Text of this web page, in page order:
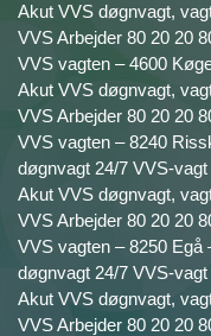
Akut VVS døgnvagt,
VVS Arbejder 80 20 20
VVS vagten – 4600
Akut VVS døgnvagt,
VVS Arbejder 80 20 20
VVS vagten – 8240
døgnvagt 24/7 VVS-vagt
Akut VVS døgnvagt,
VVS Arbejder 80 20 20
VVS vagten – 8250
døgnvagt 24/7 VVS-vagt
Akut VVS døgnvagt,
VVS Arbejder 80 20 20